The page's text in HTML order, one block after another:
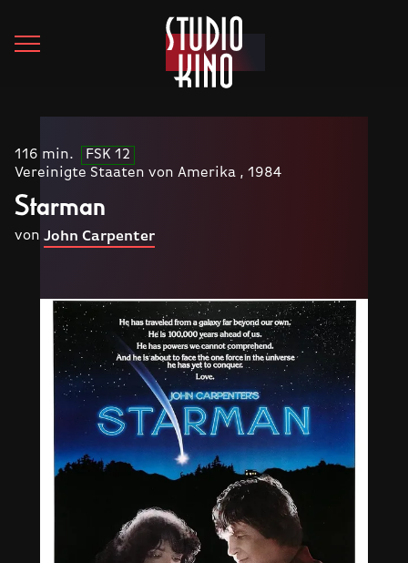
116 min.
FSK 12
Vereinigte Staaten von Amerika , 1984
Starman
von John Carpenter